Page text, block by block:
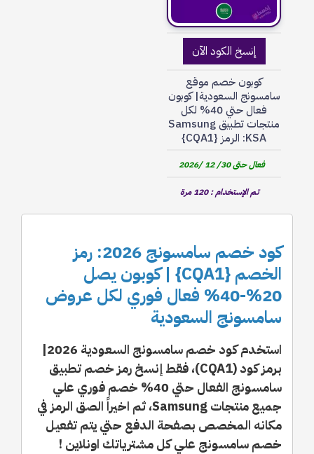
إنسخ الكود الآن
كوبون خصم موقع
سامسونج السعودية| كوبون
فعال حتي 40% لكل
منتجات تطبيق Samsung
KSA: الرمز {CQA1}
فعال حتى 30/ 12 /2026
تم الإستخدام : 120 مرة
كود خصم سامسونج 2026: رمز
الخصم {CQA1} | كوبون يصل
20%-40% فعال فوري لكل عروض
سامسونج السعودية
استخدم كود خصم سامسونج السعودية 2026|
برمز كود (CQA1)، فقط إنسخ رمز خصم تطبيق
سامسونج الفعال حتي 40% خصم فوري علي
جميع منتجات Samsung، ثم اخيراً الصق الرمز في
مكانه المخصص بصفحة الدفع حتي يتم تفعيل
خصم سامسونج علي كل مشترياتك اونلاين !